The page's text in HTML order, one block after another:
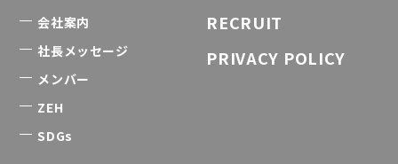
会社案内
社長メッセージ
メンバー
ZEH
SDGs
RECRUIT
PRIVACY POLICY